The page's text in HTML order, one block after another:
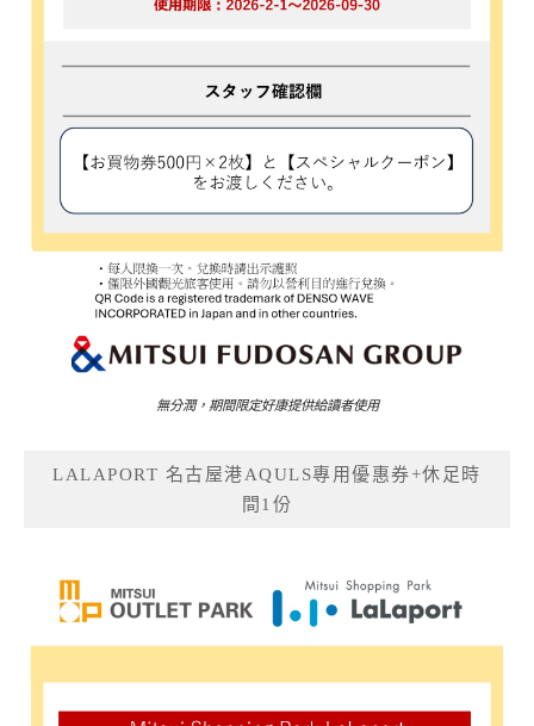
無分潤，期間限定好康提供給讀者使用
LALAPORT 名古屋港AQULS專用優惠券+休足時
間1份